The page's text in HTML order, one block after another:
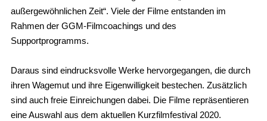
außergewöhnlichen Zeit“. Viele der Filme entstanden im
Rahmen der GGM-Filmcoachings und des
Supportprogramms.
Daraus sind eindrucksvolle Werke hervorgegangen, die durch
ihren Wagemut und ihre Eigenwilligkeit bestechen. Zusätzlich
sind auch freie Einreichungen dabei. Die Filme repräsentieren
eine Auswahl aus dem aktuellen Kurzfilmfestival 2020.